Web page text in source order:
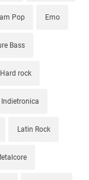
Pop Emo
Bass
Hard rock
Indietronica
Latin Rock